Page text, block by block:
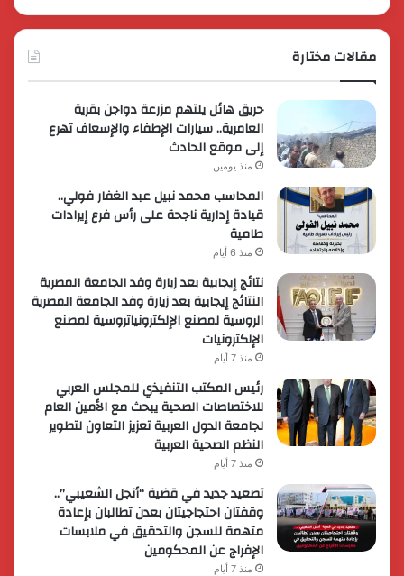
مقالات مختارة
حريق هائل يلتهم مزرعة دواجن بقرية
العامرية.. سيارات الإطفاء والإسعاف تهرع
إلى موقع الحادث
منذ يومين
المحاسب محمد نبيل عبد الغفار فولي..
قيادة إدارية ناجحة على رأس فرع إيرادات
طامية
منذ 6 أيام
نتائج إيجابية بعد زيارة وفد الجامعة المصرية
النتائج إيجابية بعد زيارة وفد الجامعة المصرية
الروسية لمصنع الإلكترونياتروسية لمصنع
الإلكترونيات
منذ 7 أيام
رئيس المكتب التنفيذي للمجلس العربي
للاختصاصات الصحية يبحث مع الأمين العام
لجامعة الدول العربية تعزيز التعاون لتطوير
النظم الصحية العربية
منذ 7 أيام
تصعيد جديد في قضية “أنجل الشعيبي”..
وقفتان احتجاجيتان بعدن تطالبان بإعادة
متهمة للسجن والتحقيق في ملابسات
الإفراج عن المحكومين
منذ 7 أيام